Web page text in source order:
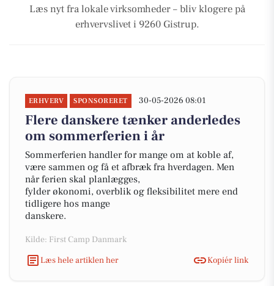
Læs nyt fra lokale virksomheder – bliv klogere på
erhvervslivet i 9260 Gistrup.
ERHVERV SPONSORERET 30-05-2026 08:01
Flere danskere tænker anderledes
om sommerferien i år
Sommerferien handler for mange om at koble af,
være sammen og få et afbræk fra hverdagen. Men
når ferien skal planlægges,
fylder økonomi, overblik og fleksibilitet mere end
tidligere hos mange
danskere.
Kilde: First Camp Danmark
Læs hele artiklen her
Kopiér link